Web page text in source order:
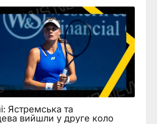
Ястремська та
вийшли у друге коло